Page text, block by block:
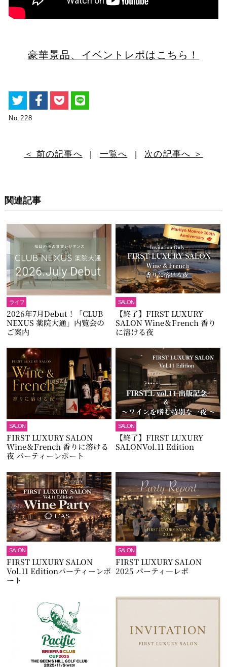
豪華景品、イベントレポはこちら！
No:228
＜ 前の記事へ | 一覧へ | 次の記事へ ＞
関連記事
ライフ
2026年7月Debut！「CLUB
NEXUS 薬院大通」内覧会の
ご案内
SALON
【終了】FIRST LUXURY
SALON Wine＆French 香り
に溶ける夜
SALON
FIRST LUXURY SALON
Wine＆French 香りに溶ける
夜 パーティーレポート
SALON
【終了】FIRST LUXURY
SALONVol.11 Edition
SALON
FIRST LUXURY SALON
Vol.11 Editionパーティーレポ
ート
SALON
FIRST LUXURY SALON
2025 パーティ―レポ